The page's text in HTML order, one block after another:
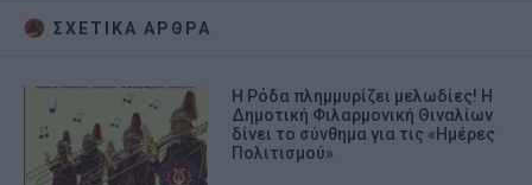
ΣΧΕΤΙΚA AΡΘΡΑ
Η Ρόδα πλημμυρίζει μελωδίες! Η
Δημοτική Φιλαρμονική Θιναλίων
δίνει το σύνθημα για τις «Ημέρες
Πολιτισμού»